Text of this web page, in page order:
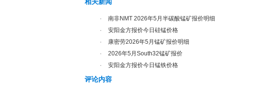
· 南非NMT 2026年5月半碳酸锰矿报价明细
·
安阳金方报价今日硅锰价格
·
康密劳2026年5月锰矿报价明细
·
2026年5月South32锰矿报价
·
安阳金方报价今日锰铁价格
评论内容